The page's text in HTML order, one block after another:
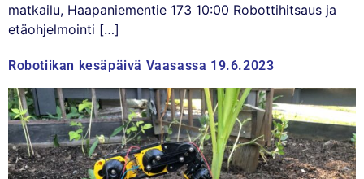
matkailu, Haapaniementie 173 10:00 Robottihitsaus ja
etäohjelmointi […]
Robotiikan kesäpäivä Vaasassa 19.6.2023